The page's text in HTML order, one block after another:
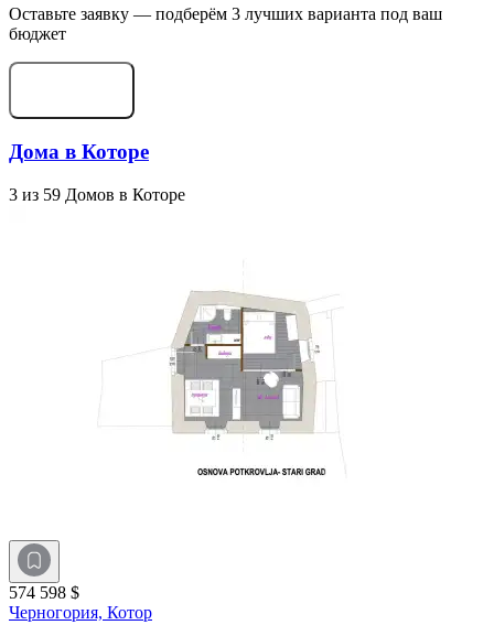
Оставьте заявку — подберём 3 лучших варианта под ваш
бюджет
Дома в Которе
3 из 59 Домов в Которе
574 598 $
Черногория, Котор